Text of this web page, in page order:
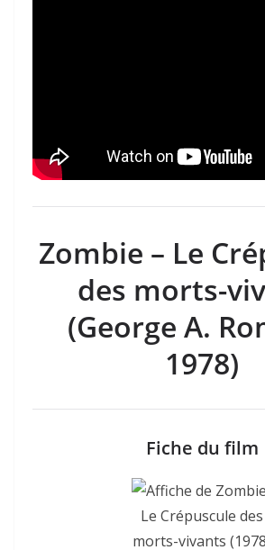
Zombie – Le
des morts-
(George A.
1978)
Fiche du film